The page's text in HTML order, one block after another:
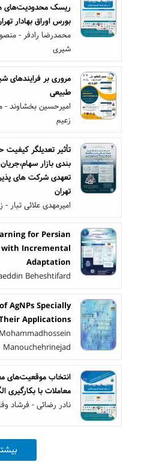
ریسک محدودیت‌های
بورس اوراق بهادار
محمدرضا رادفر -
شیری
مروری بر فرایندهای
طبیعی
امیرحسین بخشاوند -
زعیم
تأثیر تعدیلگر
بندی بازار
تعهدی شرکت های
تهران
امیرمهدی علائی تبار -
for Persian
Incremental
Adaptation
Beheshtifard
AgNPs Specially
Applications
Manouchehrinejad
انتخاب موقعیت‌های
معاملات با
نادر رضائی - فرشاد